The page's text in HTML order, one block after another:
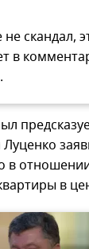
скандал,
в
в
в